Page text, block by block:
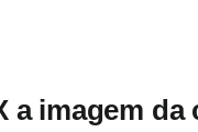
imagem da